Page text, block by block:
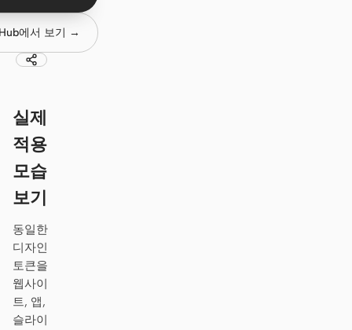
마케팅
디자인에서 코드로
스크린샷을 코드로
템플릿
시스템
에서 보기 →
실제
적용
모습
보기
동일한
디자인
토큰을
웹사이
트, 앱,
슬라이